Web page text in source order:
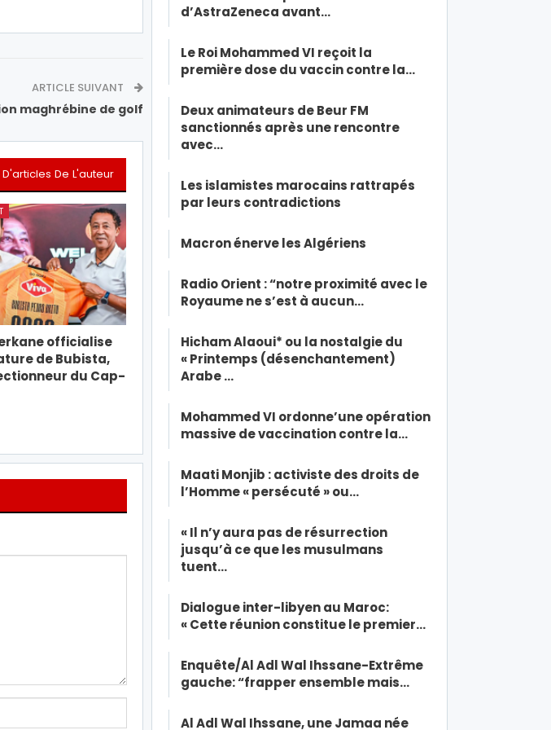
ARTICLE SUIVANT
maghrébine de golf
D'articles De L'auteur
officialise
de Bubista,
du Cap-
d’AstraZeneca avant…
Le Roi Mohammed VI reçoit la
première dose du vaccin contre la…
Deux animateurs de Beur FM
sanctionnés après une rencontre
avec…
Les islamistes marocains rattrapés
par leurs contradictions
Macron énerve les Algériens
Radio Orient : “notre proximité avec le
Royaume ne s’est à aucun…
Hicham Alaoui* ou la nostalgie du
« Printemps (désenchantement)
Arabe …
Mohammed VI ordonne’une opération
massive de vaccination contre la…
Maati Monjib : activiste des droits de
l’Homme « persécuté » ou…
« Il n’y aura pas de résurrection
jusqu’à ce que les musulmans
tuent…
Dialogue inter-libyen au Maroc:
« Cette réunion constitue le premier…
Enquête/Al Adl Wal Ihssane-Extrême
gauche: “frapper ensemble mais…
Al Adl Wal Ihssane, une Jamaa née